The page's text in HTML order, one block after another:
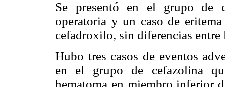
Se presentó en el grupo de
operatoria y un caso de
cefadroxilo, sin diferencias entre
Hubo tres casos de eventos
en el grupo de cefazolina
hematoma en miembro inferior